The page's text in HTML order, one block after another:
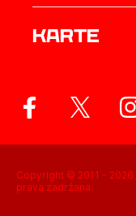
Karte
Copyright © 2011 - 2026
prava zadržana.